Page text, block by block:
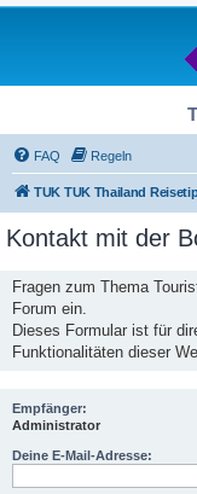
FAQ Regeln
TUK TUK Thailand
Kontakt mit der
Fragen zum Thema
Forum ein.
Dieses Formular ist für
Funktionalitäten dieser
Empfänger:
Administrator
Deine E-Mail-Adresse: